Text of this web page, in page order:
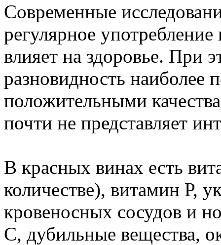
Современные
регулярное
влияет на здоровье. При
разновидность наиболее
положительными
почти не представляет
В красных винах есть
количестве), витамин Р,
кровеносных сосудов и
С, дубильные вещества,